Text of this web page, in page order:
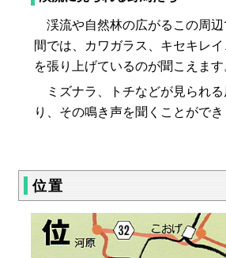
渓流や自然林の広がるこの周辺
間では、カワガラス、キセキレ
を張り上げているのが聞こえます
ミズナラ、トチなどが見られる
り、その鳴き声を聞くことができ
位置